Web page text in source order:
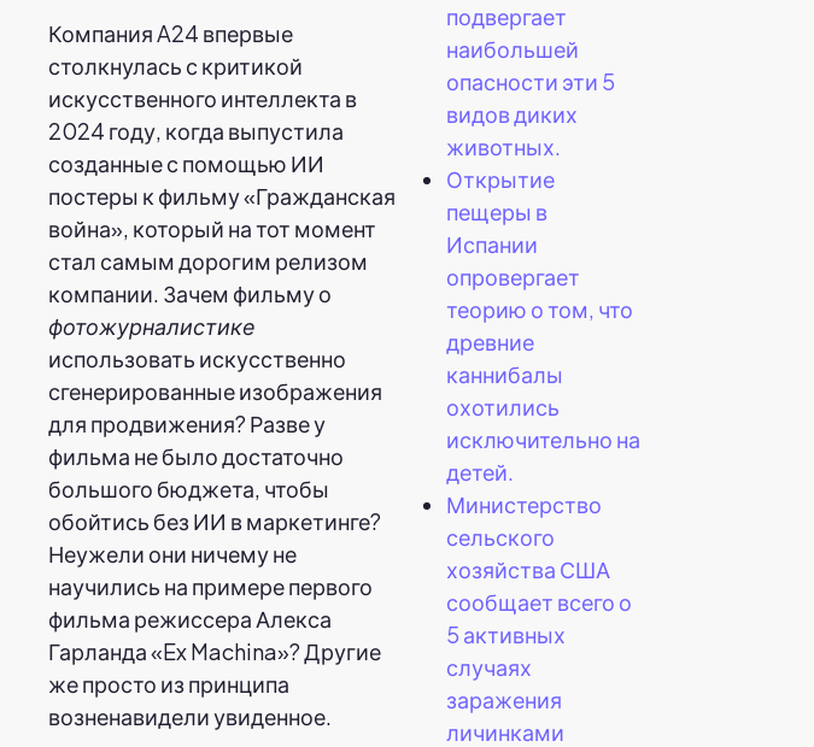
Компания A24 впервые
столкнулась с критикой
искусственного интеллекта в
2024 году, когда выпустила
созданные с помощью ИИ
постеры к фильму «Гражданская
война», который на тот момент
стал самым дорогим релизом
компании. Зачем фильму о
фотожурналистике
использовать искусственно
сгенерированные изображения
для продвижения? Разве у
фильма не было достаточно
большого бюджета, чтобы
обойтись без ИИ в маркетинге?
Неужели они ничему не
научились на примере первого
фильма режиссера Алекса
Гарланда «Ex Machina»? Другие
же просто из принципа
возненавидели увиденное.
подвергает
наибольшей
опасности эти 5
видов диких
животных.
Открытие
пещеры в
Испании
опровергает
теорию о том, что
древние
каннибалы
охотились
исключительно на
детей.
Министерство
сельского
хозяйства США
сообщает всего о
5 активных
случаях
заражения
личинками